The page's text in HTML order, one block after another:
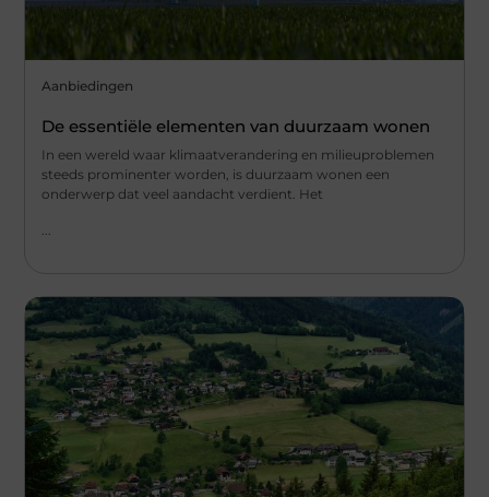
Aanbiedingen
De essentiële elementen van duurzaam wonen
In een wereld waar klimaatverandering en milieuproblemen
steeds prominenter worden, is duurzaam wonen een
onderwerp dat veel aandacht verdient. Het